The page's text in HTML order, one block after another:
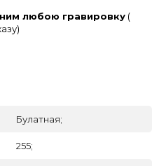
любою гравировку (
Булатная;
255;